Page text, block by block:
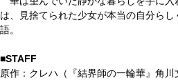
は、見捨てられた少女が本当の自分ら
語。
■STAFF
原作：クレハ（『結界師の一輪華』角川